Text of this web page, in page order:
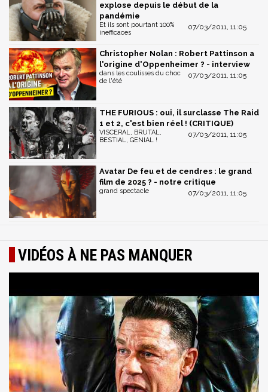
explose depuis le début de la
pandémie
07/03/2011, 11:05
Et ils sont pourtant 100%
inefficaces
Christopher Nolan : Robert Pattinson a
l'origine d'Oppenheimer ? - interview
07/03/2011, 11:05
dans les coulisses du choc
de l'été
THE FURIOUS : oui, il surclasse The Raid
1 et 2, c'est bien réel ! (CRITIQUE)
07/03/2011, 11:05
VISCERAL, BRUTAL,
BESTIAL, GENIAL !
Avatar De feu et de cendres : le grand
film de 2025 ? - notre critique
07/03/2011, 11:05
grand spectacle
VIDÉOS À NE PAS MANQUER